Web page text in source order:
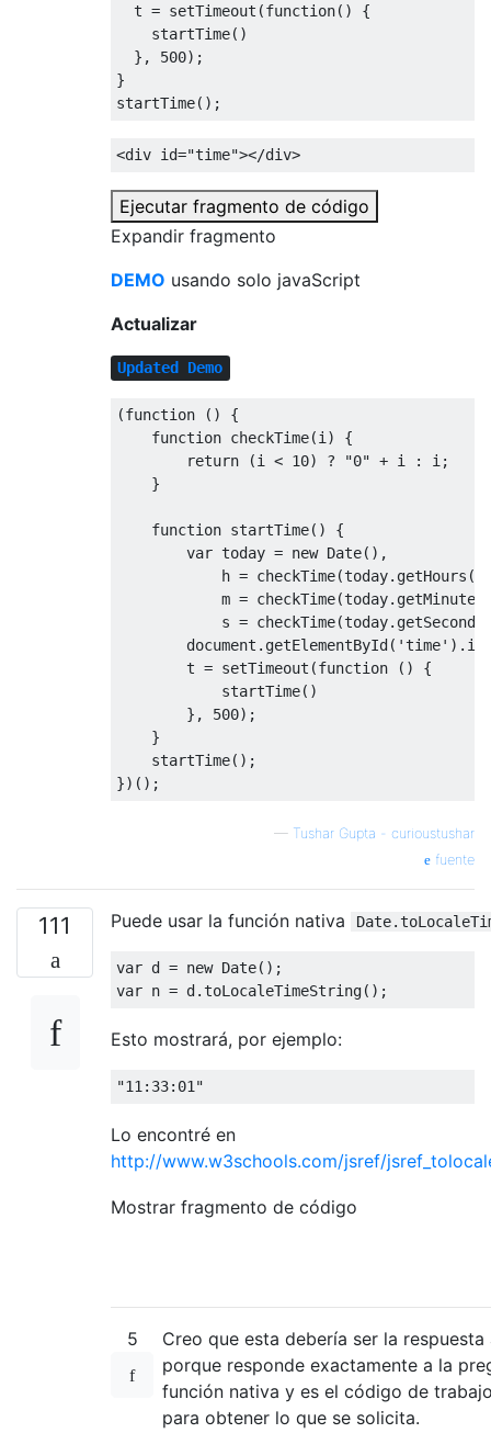
  t
= setTimeout (function()
{
    startTime
()
},
500);
}
startTime();
<div id="time"></div>
Ejecutar fragmento de código
Expandir fragmento
DEMO usando solo javaScript
Actualizar
Updated Demo
(function ()
{
function checkTime(i )
{
return
(i < 10) ? "0" + i : i ;
}
function startTime()
{
var today = new Date(),
            h
= checkTime(today. getHours
            m
= checkTime(today. getMinutes
            s
= checkTime(today. getSeconds
        document
. getElementById( 'time' ).
        t
= setTimeout (function ()
{
            startTime
()
},
500);
}
    startTime
();
})();
— Tushar Gupta - curioustushar
fuente
111 Puede usar la función nativa
var d = new Date();
var n = d.toLocaleTimeString();
Esto mostrará, por ejemplo:
"11:33:01"
Lo encontré en
http://www.w3schools.com/jsref/
Mostrar fragmento de código
5
Creo que esta debería ser la respuesta
porque responde exactamente a la
función nativa y es el código de
para obtener lo que se solicita.